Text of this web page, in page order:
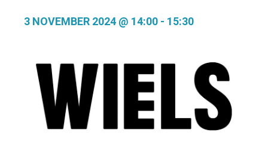
3 NOVEMBER 2024 @ 14:00 - 15:30